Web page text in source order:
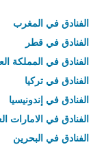
الفنادق في المغرب
الفنادق في قطر
الفنادق في المملكة
الفنادق في تركيا
الفنادق في إندونيسيا
الفنادق في الامارات
الفنادق في البحرين